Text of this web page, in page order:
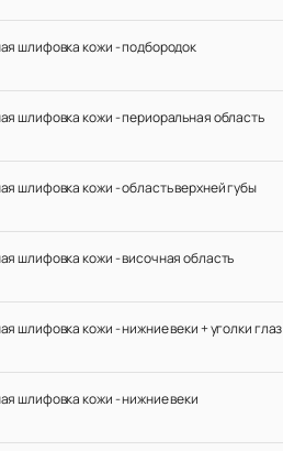
шлифовка кожи - подбородок
шлифовка кожи - периоральная область
шлифовка кожи - область верхней губы
шлифовка кожи - височная область
шлифовка кожи - нижние веки + уголки глаз
шлифовка кожи - нижние веки